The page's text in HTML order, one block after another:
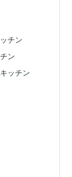
チン
ン
ッチン